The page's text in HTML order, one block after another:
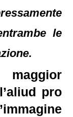
le
aliud pro